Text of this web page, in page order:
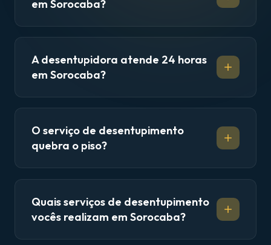
em Sorocaba?
A desentupidora atende 24 horas
em Sorocaba?
O serviço de desentupimento
quebra o piso?
Quais serviços de desentupimento
vocês realizam em Sorocaba?